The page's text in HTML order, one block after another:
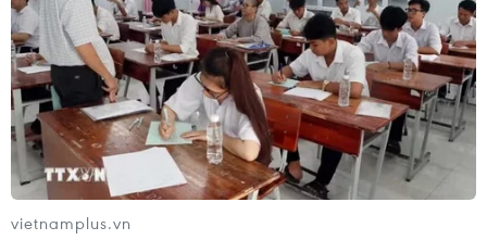
Theo dõi VietnamPlus
TIN LIÊN QUAN
vietnamplus.vn